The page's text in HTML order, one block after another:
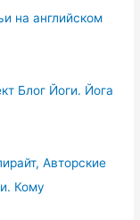
на английском
Блог Йоги. Йога
Авторские
Кому